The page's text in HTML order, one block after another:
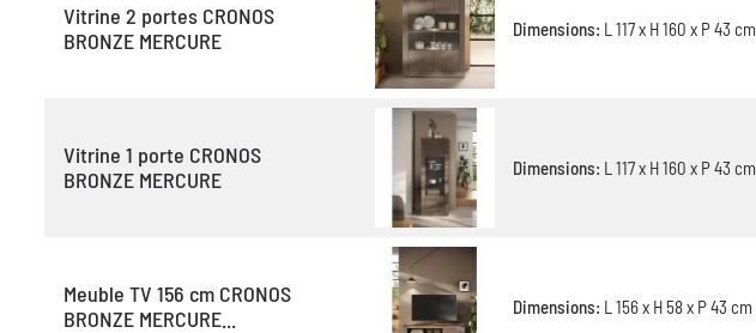
Vitrine 2 portes CRONOS
BRONZE MERCURE
Dimensions: L 117 x H 160 x P 43 cm
Vitrine 1 porte CRONOS
BRONZE MERCURE
Dimensions: L 117 x H 160 x P 43 cm
Meuble TV 156 cm CRONOS
BRONZE MERCURE...
Dimensions: L 156 x H 58 x P 43 cm